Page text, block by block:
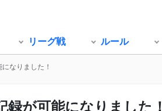
リーグ戦 ルール
なりました！
録が可能になりました！